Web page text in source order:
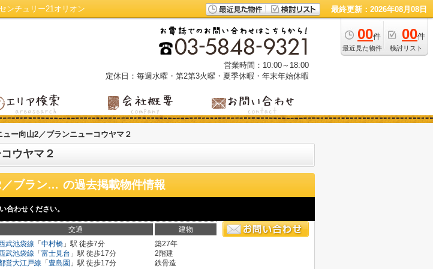
ンチュリー21オリオン 最終更新：2026年08月08日
00件
最近見た物件
00件
検討リスト
営業時間：10:00～18:00
定休日：毎週水曜・第2第3火曜・夏季休暇・年末年始休暇
ュー向山2／ブランニューコウヤマ２
ウヤマ２
ブランニュー向山2／ブランニューコウヤマ２ の過去掲載物件情報
合わせください。
交通 建物
武池袋線 「 中村橋 」駅 徒歩7分
武池袋線 「 富士見台 」駅 徒歩17分
営大江戸線 「 豊島園 」駅 徒歩17分
築27年
2階建
鉄骨造